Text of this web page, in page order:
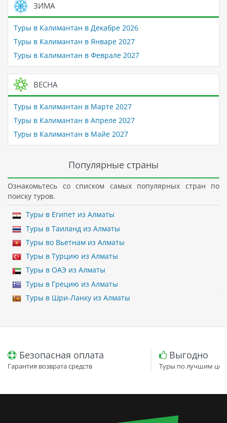
ЗИМА
Туры в Калимантан в Декабре 2026
Туры в Калимантан в Январе 2027
Туры в Калимантан в Феврале 2027
ВЕСНА
Туры в Калимантан в Марте 2027
Туры в Калимантан в Апреле 2027
Туры в Калимантан в Майе 2027
Популярные страны
Ознакомьтесь со списком самых популярных стран по
поиску туров.
Туры в Египет из Алматы
Туры в Таиланд из Алматы
Туры во Вьетнам из Алматы
Туры в Турцию из Алматы
Туры в ОАЭ из Алматы
Туры в Грецию из Алматы
Туры в Шри-Ланку из Алматы
Безопасная оплата
Гарантия возврата средств
Выгодно
Туры по лучшим